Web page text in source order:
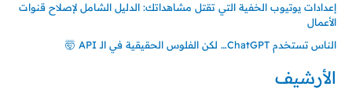
إعدادات يوتيوب الخفية التي تقتل مشاهداتك: الدليل الشامل لإصلاح قنوات
الأعمال
الناس تستخدم ChatGPT… لكن الفلوس الحقيقية في الـ API 🤯
الأرشيف